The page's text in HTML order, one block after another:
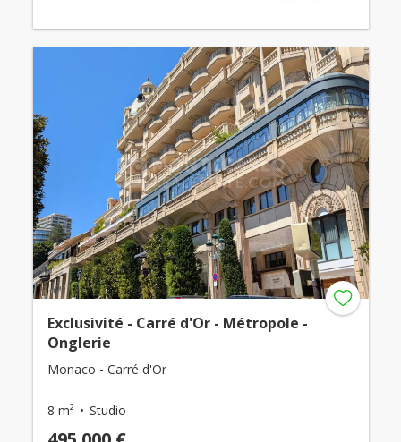
Exclusivité - Carré d'Or - Métropole -
Onglerie
Monaco - Carré d'Or
8 m² Studio